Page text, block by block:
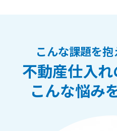
こんな課題を
不動産仕入れ
こんな悩み